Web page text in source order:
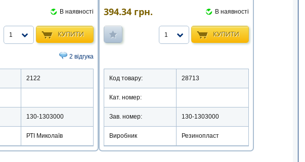
В наявності
КУПИТИ
1
2 відгука
2122
130-1303000
РТІ Миколаїв
394.34 грн. В наявності
КУПИТИ
1
Код товару: 28713
Кат. номер:
Зав. номер: 130-1303000
Виробник Резинопласт